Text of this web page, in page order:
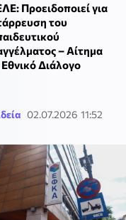
Προειδοποιεί για
του
– Αίτημα
Εθνικό Διάλογο
02.07.2026 11:52